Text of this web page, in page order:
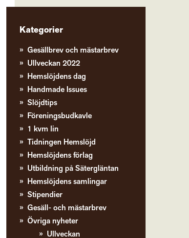
Kategorier
Gesällbrev och mästarbrev
Ullveckan 2022
Hemslöjdens dag
Handmade Issues
Slöjdtips
Föreningsbudkavle
1 kvm lin
Tidningen Hemslöjd
Hemslöjdens förlag
Utbildning på Sätergläntan
Hemslöjdens samlingar
Stipendier
Gesäll- och mästarbrev
Övriga nyheter
Ullveckan